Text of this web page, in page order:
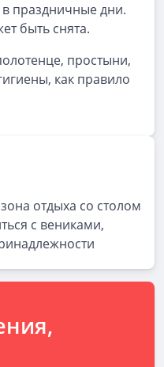
праздничные дни.
быть снята.
простыни,
как правило
отдыха со столом
с вениками,